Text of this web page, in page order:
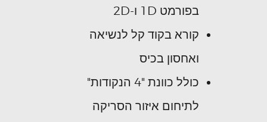
בפורמט 1D ו-2D
קורא בקוד קל לנשיאה
ואחסון בכיס
כולל כוונת "4 הנקודות"
לתיחום איזור הסריקה